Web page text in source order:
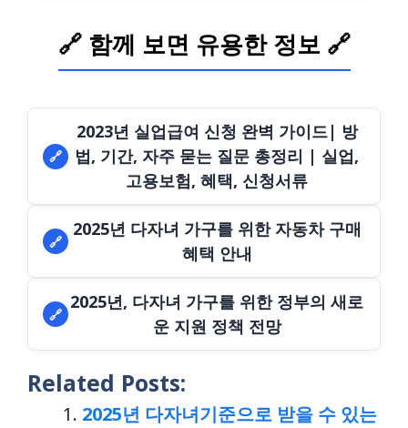
🔗 함께 보면 유용한 정보 🔗
🔗
2023년 실업급여 신청 완벽 가이드| 방
법, 기간, 자주 묻는 질문 총정리 | 실업,
고용보험, 혜택, 신청서류
🔗
2025년 다자녀 가구를 위한 자동차 구매
혜택 안내
🔗
2025년, 다자녀 가구를 위한 정부의 새로
운 지원 정책 전망
Related Posts:
2025년 다자녀기준으로 받을 수 있는